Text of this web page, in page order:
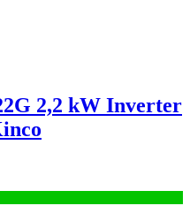
2,2 kW Inverter